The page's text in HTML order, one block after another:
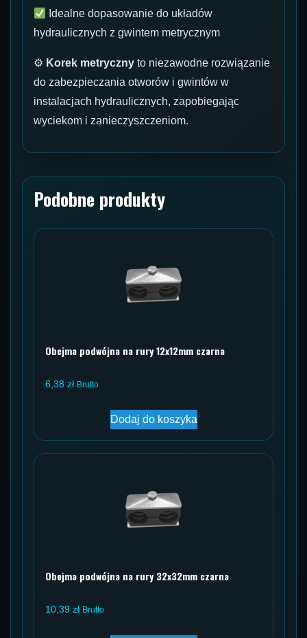
Idealne dopasowanie do układów
hydraulicznych z gwintem metrycznym
⚙ Korek metryczny to niezawodne rozwiązanie
do zabezpieczania otworów i gwintów w
instalacjach hydraulicznych, zapobiegając
wyciekom i zanieczyszczeniom.
Podobne produkty
Obejma podwójna na rury 12x12mm czarna
6,38 zł Brutto
Dodaj do koszyka
Obejma podwójna na rury 32x32mm czarna
10,39 zł Brutto